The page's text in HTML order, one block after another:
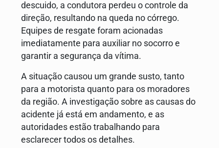
descuido, a condutora perdeu o controle da
direção, resultando na queda no córrego.
Equipes de resgate foram acionadas
imediatamente para auxiliar no socorro e
garantir a segurança da vítima.
A situação causou um grande susto, tanto
para a motorista quanto para os moradores
da região. A investigação sobre as causas do
acidente já está em andamento, e as
autoridades estão trabalhando para
esclarecer todos os detalhes.